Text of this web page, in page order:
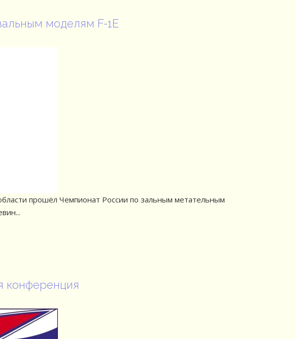
моделям F-1E
прошёл Чемпионат России по зальным метательным
конференция